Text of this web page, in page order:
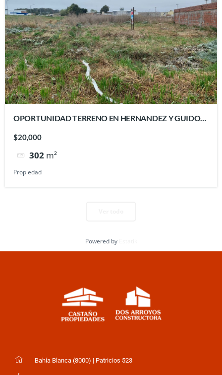
OPORTUNIDAD TERRENO EN HERNANDEZ Y GUIDO
$20,000
302 m²
Propiedad
Powered by
Bahía Blanca (8000) | Patricios 523